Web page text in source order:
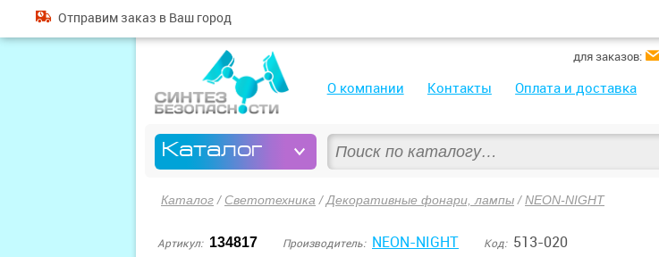
О компании Контакты Оплата и доставка
Каталог
для заказов:
Отправим заказ в Ваш город
Каталог / Светотехника /Декоративные фонари, лампы /NEON-NIGHT
Артикул: 134817 Производитель: NEON-NIGHT Код: 513-020